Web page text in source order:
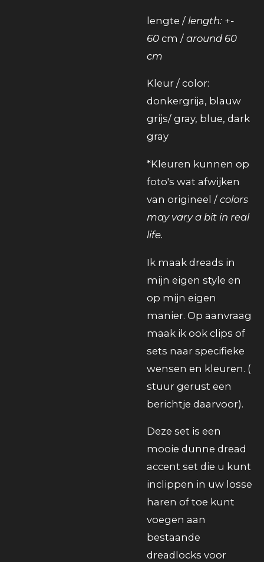
lengte / length: +-
60 cm / around 60
cm
Kleur / color:
donkergrija, blauw
grijs/ gray, blue, dark
gray
*Kleuren kunnen op
foto's wat afwijken
van origineel / colors
may vary a bit in real
life.
Ik maak dreads in
mijn eigen style en
op mijn eigen
manier. Op aanvraag
maak ik ook clips of
sets naar specifieke
wensen en kleuren. (
stuur gerust een
berichtje daarvoor).
Deze set is een
mooie dunne dread
accent set die u kunt
inclippen in uw losse
haren of toe kunt
voegen aan
bestaande
dreadlocks voor